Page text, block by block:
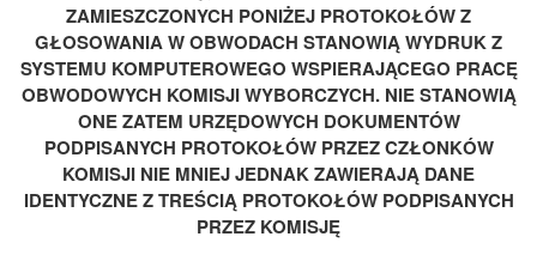
ZAMIESZCZONYCH PONIŻEJ PROTOKOŁÓW Z
GŁOSOWANIA W OBWODACH STANOWIĄ WYDRUK Z
SYSTEMU KOMPUTEROWEGO WSPIERAJĄCEGO PRACĘ
OBWODOWYCH KOMISJI WYBORCZYCH. NIE STANOWIĄ
ONE ZATEM URZĘDOWYCH DOKUMENTÓW
PODPISANYCH PROTOKOŁÓW PRZEZ CZŁONKÓW
KOMISJI NIE MNIEJ JEDNAK ZAWIERAJĄ DANE
IDENTYCZNE Z TREŚCIĄ PROTOKOŁÓW PODPISANYCH
PRZEZ KOMISJĘ